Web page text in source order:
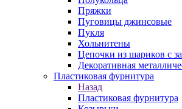
Пряжки
Пуговицы джинсовые
Пукля
Хольнитены
Цепочки из шариков с
Декоративная
Пластиковая фурнитура
Назад
Пластиковая фурнитура